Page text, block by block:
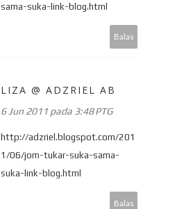
sama-suka-link-blog.html
Balas
LIZA @ ADZRIEL AB
6 Jun 2011 pada 3:48 PTG
http://adzriel.blogspot.com/201
1/06/jom-tukar-suka-sama-
suka-link-blog.html
Balas